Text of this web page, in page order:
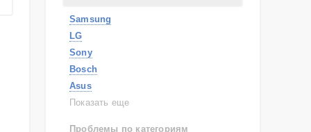
Samsung
LG
Sony
Bosch
Asus
Lenovo
Показать еще
Проблемы по категориям